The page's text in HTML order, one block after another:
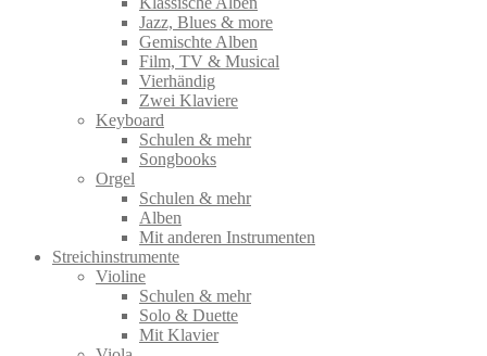
Jazz, Blues & more
Gemischte Alben
Film, TV & Musical
Vierhändig
Zwei Klaviere
Keyboard
Schulen & mehr
Songbooks
Orgel
Schulen & mehr
Alben
Mit anderen Instrumenten
Streichinstrumente
Violine
Schulen & mehr
Solo & Duette
Mit Klavier